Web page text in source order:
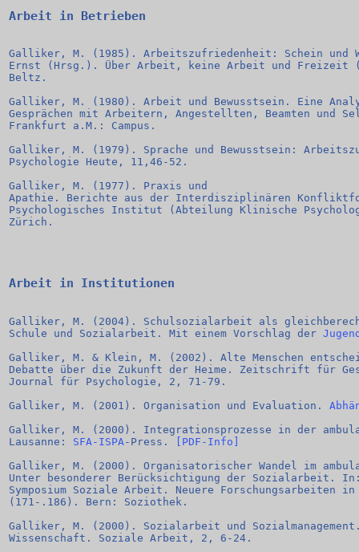
Arbeit in Betrieben
Galliker, M. (1985). Arbeitszufriedenheit: Schein
Ernst (Hrsg.). Über Arbeit, keine Arbeit und Freizeit
Beltz.
Galliker, M. (1980). Arbeit und Bewusstsein. Eine
Gesprächen mit Arbeitern, Angestellten, Beamten und
Frankfurt a.M.: Campus.
Galliker, M. (1979). Sprache und Bewusstsein:
Psychologie Heute, 11,46-52.
Galliker, M. (1977). Praxis und
Apathie. Berichte aus der Interdisziplinären
Psychologisches Institut (Abteilung Klinische
Zürich.
Arbeit in Institutionen
Galliker, M. (2004). Schulsozialarbeit als
Schule und Sozialarbeit. Mit einem Vorschlag der
Galliker, M. & Klein, M. (2002). Alte Menschen
Debatte über die Zukunft der Heime. Zeitschrift für
Journal für Psychologie, 2, 71-79.
Galliker, M. (2001). Organisation und Evaluation.
Galliker, M. (2000). Integrationsprozesse in der
Lausanne: SFA-ISPA -Press.
[PDF-Info]
Galliker, M. (2000). Organisatorischer Wandel im
Unter besonderer Berücksichtigung der Sozialarbeit.
Symposium Soziale Arbeit. Neuere Forschungsarbeiten
(171-.186). Bern: Soziothek.
Galliker, M. (2000). Sozialarbeit und
Wissenschaft. Soziale Arbeit, 2, 6-24.